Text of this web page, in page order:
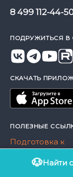
8 499 112-44-
ПОДРУЖИТЬСЯ В
СКАЧАТЬ
ПОЛЕЗНЫЕ
Подготовка к
О компании
🐶Найти